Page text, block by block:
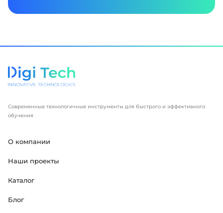
Современные технологичные инструменты для быстрого и эффективного
обучения
О компании
Наши проекты
Каталог
Блог